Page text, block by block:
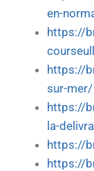
en-
https://
https://
sur-mer/
https://
la-
https://
https://